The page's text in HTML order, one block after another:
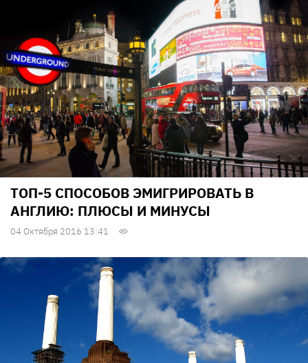
ТОП-5 СПОСОБОВ ЭМИГРИРОВАТЬ В
АНГЛИЮ: ПЛЮСЫ И МИНУСЫ
04 Октября 2016 13:41